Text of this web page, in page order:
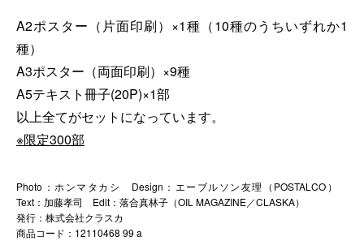
A2ポスター（片面印刷）×1種（10種のうちいずれか1
種）
A3ポスター（両面印刷）×9種
A5テキスト冊子(20P)×1部
以上全てがセットになっています。
※限定300部
Photo：ホンマタカシ Design：エーブルソン友理（POSTALCO）
Text：加藤孝司 Edit：落合真林子（OIL MAGAZINE／CLASKA）
発行：株式会社クラスカ
商品コード：12110468 99 a